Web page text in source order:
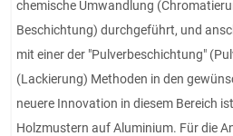
chemische Umwandlung
Beschichtung) durchgeführt, und
mit einer der "Pulverbeschichtung"
(Lackierung) Methoden in den
neuere Innovation in diesem Bereich
Holzmustern auf Aluminium. Für die